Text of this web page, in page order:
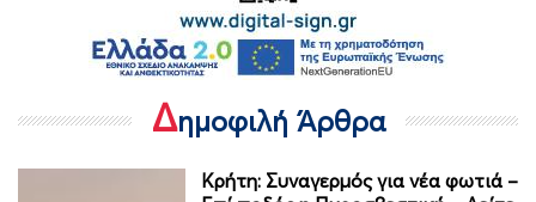
Δημοφιλή Άρθρα
Κρήτη: Συναγερμός για νέα φωτιά –